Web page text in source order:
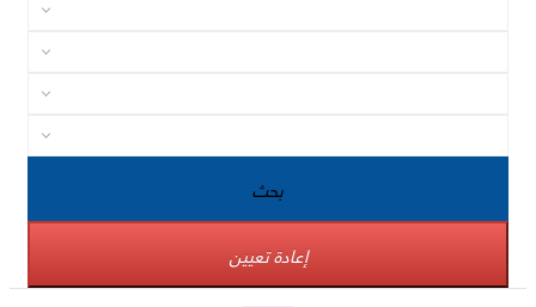
بحث
إعادة تعيين